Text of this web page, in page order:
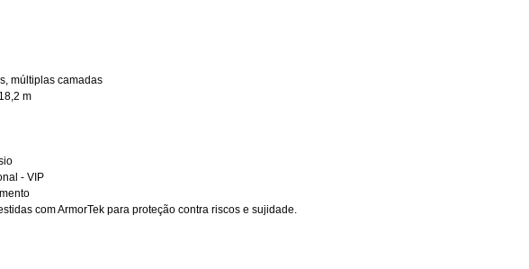
múltiplas camadas
m
- VIP
com ArmorTek para proteção contra riscos e sujidade.